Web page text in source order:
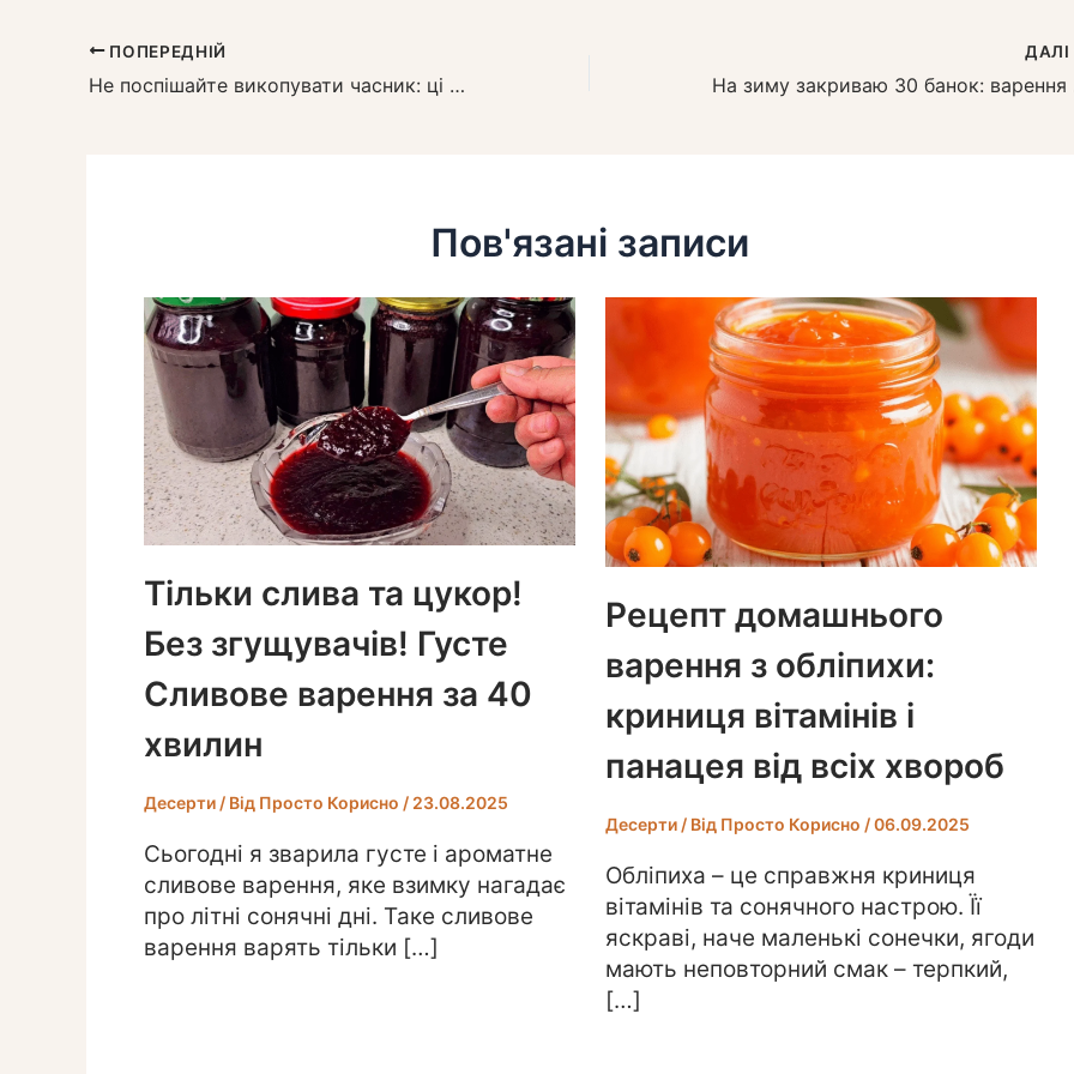
ПОПЕРЕДНІЙ
Не поспішайте викопувати часник: ці 3 ознаки покажуть, що настав ідеальний час
ДАЛІ
Пов'язані записи
Тільки слива та цукор!
Без згущувачів! Густе
Сливове варення за 40
хвилин
Десерти/ Від Просто Корисно / 23.08.2025
Сьогодні я зварила густе і ароматне
сливове варення, яке взимку нагадає
про літні сонячні дні. Таке сливове
варення варять тільки […]
Рецепт домашнього
варення з обліпихи:
криниця вітамінів і
панацея від всіх хвороб
Десерти/ Від Просто Корисно /06.09.2025
Обліпиха – це справжня криниця
вітамінів та сонячного настрою. Її
яскраві, наче маленькі сонечки, ягоди
мають неповторний смак – терпкий,
[…]